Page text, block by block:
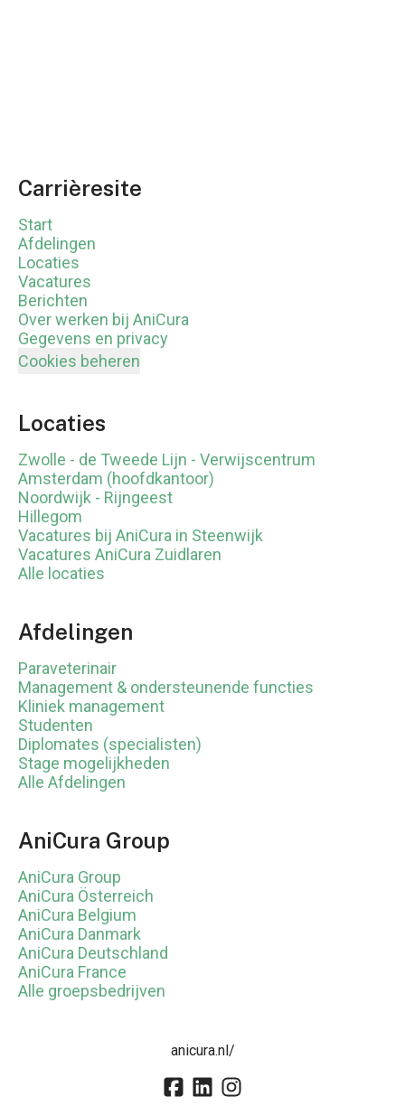
Carrièresite
Start
Afdelingen
Locaties
Vacatures
Berichten
Over werken bij AniCura
Gegevens en privacy
Cookies beheren
Locaties
Zwolle - de Tweede Lijn - Verwijscentrum
Amsterdam (hoofdkantoor)
Noordwijk - Rijngeest
Hillegom
Vacatures bij AniCura in Steenwijk
Vacatures AniCura Zuidlaren
Alle locaties
Afdelingen
Paraveterinair
Management & ondersteunende functies
Kliniek management
Studenten
Diplomates (specialisten)
Stage mogelijkheden
Alle Afdelingen
AniCura Group
AniCura Group
AniCura Österreich
AniCura Belgium
AniCura Danmark
AniCura Deutschland
AniCura France
Alle groepsbedrijven
anicura.nl/